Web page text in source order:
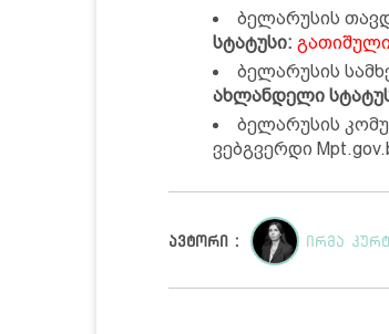
ბელარუსის
სტატუსი:
ბელარუსის
ახლანდელი
ბელარუსის
ვებგვერდი
ავტორი : ირმა